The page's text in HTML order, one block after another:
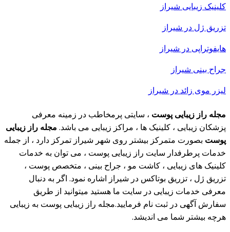
کلینیک زیبایی شیراز
تزریق ژل در شیراز
هایفوتراپی در شیراز
جراح بینی شیراز
لیزر موی زائد در شیراز
مجله راز زیبایی پوست ، سایتی پرمخاطب در زمینه معرفی
پزشکان زیبایی ، کلینیک ها ، مراکز زیبایی می باشد. مجله راز زیبایی
پوست بصورت متمرکز بیشتر روی شهر شیراز تمرکز دارد ، از جمله
خدمات پرطرفدار سایت راز زیبایی پوست ، می توان به خدمات
کلینیک های زیبایی ، کاشت مو ، جراح بینی ، متخصص پوست ،
تزریق ژل ، تزریق بوتاکس در شیراز اشاره نمود. اگر به دنبال
معرفی خدمات زیبایی در سایت ما هستید میتوانید از طریق
سفارش آگهی در ثبت نام فرمایید.مجله راز زیبایی پوست به زیبایی
هرچه بیشتر شما می اندیشد.